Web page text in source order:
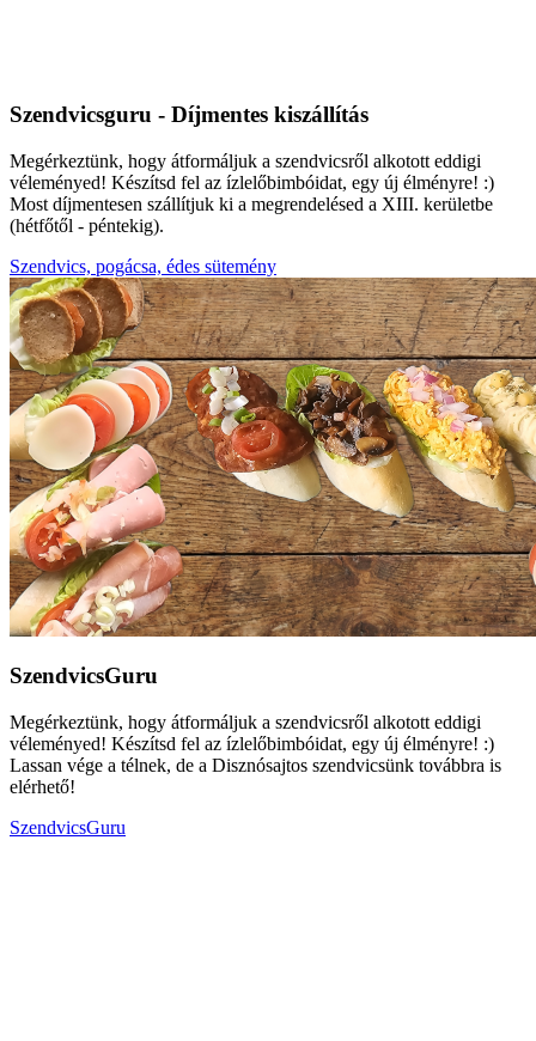
Szendvicsguru - Díjmentes kiszállítás
Megérkeztünk, hogy átformáljuk a szendvicsről alkotott eddigi
véleményed! Készítsd fel az ízlelőbimbóidat, egy új élményre! :)
Most díjmentesen szállítjuk ki a megrendelésed a XIII. kerületbe
(hétfőtől - péntekig).
Szendvics, pogácsa, édes sütemény
SzendvicsGuru
Megérkeztünk, hogy átformáljuk a szendvicsről alkotott eddigi
véleményed! Készítsd fel az ízlelőbimbóidat, egy új élményre! :)
Lassan vége a télnek, de a Disznósajtos szendvicsünk továbbra is
elérhető!
SzendvicsGuru